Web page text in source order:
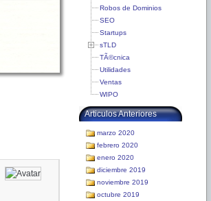
Robos de Dominios
SEO
Startups
sTLD
TÃ©cnica
Utilidades
Ventas
WIPO
Articulos Anteriores
marzo 2020
febrero 2020
enero 2020
diciembre 2019
noviembre 2019
octubre 2019